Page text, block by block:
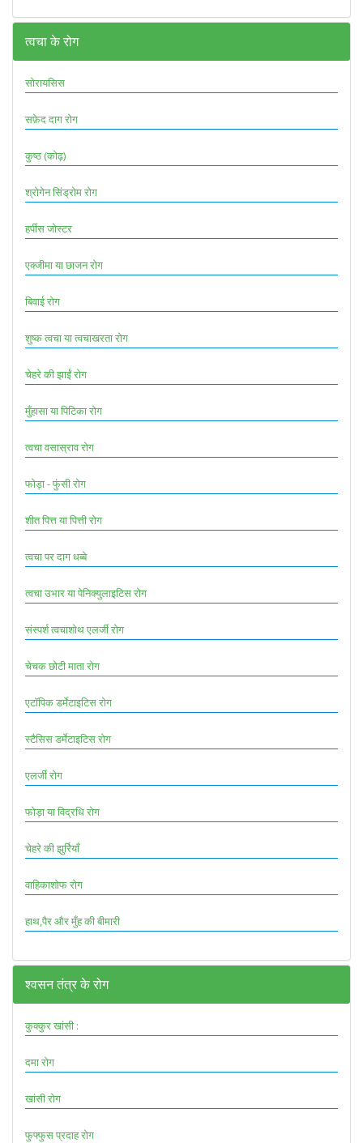
त्वचा के रोग
सोरायसिस
सफ़ेद दाग रोग
कुष्ठ (कोढ़)
श्रोगेन सिंड्रोम रोग
हर्पीस जोस्टर
एक्जीमा या छाजन रोग
बिवाई रोग
शुष्क त्वचा या त्वचाखरता रोग
चेहरे की झाईं रोग
मुँहासा या पिटिका रोग
त्वचा वसास्राव रोग
फोड़ा - फुंसी रोग
शीत पित्त या पित्ती रोग
त्वचा पर दाग धब्बे
त्वचा उभार या पेनिक्युलाइटिस रोग
संस्पर्श त्वचाशोथ एलर्जी रोग
चेचक छोटी माता रोग
एटॉपिक डर्मेटाइटिस रोग
स्टैसिस डर्मेटाइटिस रोग
एलर्जी रोग
फोड़ा या विद्रधि रोग
चेहरे की झुर्रियाँ
वाहिकाशोफ रोग
हाथ,पैर और मुँह की बीमारी
श्वसन तंत्र के रोग
कुक्कुर खांसी :
दमा रोग
खांसी रोग
फुफ्फुस प्रदाह रोग